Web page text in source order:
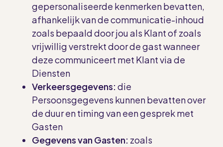
gepersonaliseerde kenmerken bevatten,
afhankelijk van de communicatie-inhoud
zoals bepaald door jou als Klant of zoals
vrijwillig verstrekt door de gast wanneer
deze communiceert met Klant via de
Diensten
Verkeersgegevens:die
Persoonsgegevens kunnen bevatten over
de duur en timing van een gesprek met
Gasten
Gegevens van Gasten: zoals